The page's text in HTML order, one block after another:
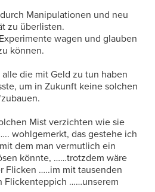
Manipulationen und neu
zu überlisten.
wagen und glauben
können.
die mit Geld zu tun haben
um in Zukunft keine solchen
Mist verzichten wie sie
wohlgemerkt, das gestehe ich
dem man vermutlich ein
könnte, ……trotzdem wäre
Flicken …..im mit tausenden
Flickenteppich ……unserem